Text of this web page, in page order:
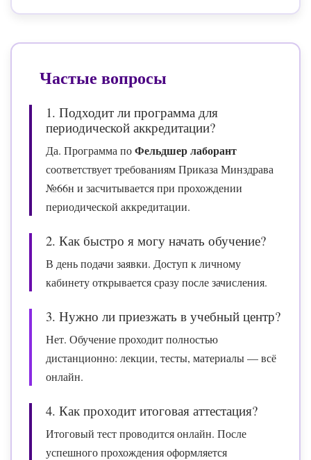
Частые вопросы
1. Подходит ли программа для
периодической аккредитации?
Да. Программа поФельдшер лаборант
соответствует требованиям Приказа Минздрава
№66н и засчитывается при прохождении
периодической аккредитации.
2. Как быстро я могу начать обучение?
В день подачи заявки. Доступ к личному
кабинету открывается сразу после зачисления.
3. Нужно ли приезжать в учебный центр?
Нет. Обучение проходит полностью
дистанционно: лекции, тесты, материалы — всё
онлайн.
4. Как проходит итоговая аттестация?
Итоговый тест проводится онлайн. После
успешного прохождения оформляется